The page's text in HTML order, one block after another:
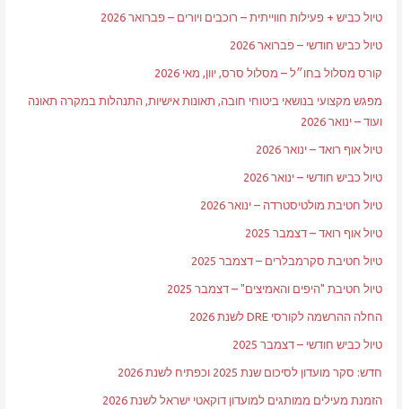
טיול כביש + פעילות חווייתית – רוכבים ויורים – פברואר 2026
טיול כביש חודשי – פברואר 2026
קורס מסלול בחו״ל – מסלול סרס, יוון, מאי 2026
מפגש מקצועי בנושאי ביטוחי חובה, תאונות אישיות, התנהלות במקרה תאונה
ועוד – ינואר 2026
טיול אוף רואד – ינואר 2026
טיול כביש חודשי – ינואר 2026
טיול חטיבת מולטיסטרדה – ינואר 2026
טיול אוף רואד – דצמבר 2025
טיול חטיבת סקרמבלרים – דצמבר 2025
טיול חטיבת "היפים והאמיצים" – דצמבר 2025
החלה ההרשמה לקורסי DRE לשנת 2026
טיול כביש חודשי – דצמבר 2025
חדש: סקר מועדון לסיכום שנת 2025 וכפתיח לשנת 2026
הזמנת מעילים ממותגים למועדון דוקאטי ישראל לשנת 2026